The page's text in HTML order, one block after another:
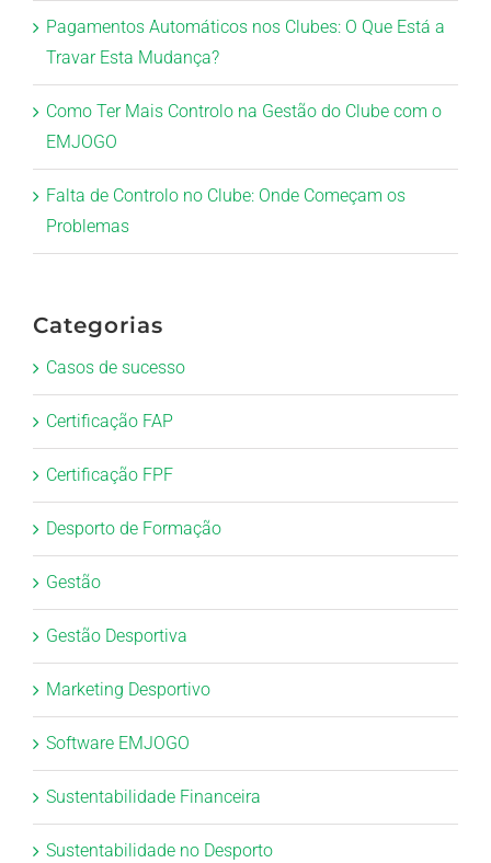
Pagamentos Automáticos nos Clubes: O Que Está a
Travar Esta Mudança?
Como Ter Mais Controlo na Gestão do Clube com o
EMJOGO
Falta de Controlo no Clube: Onde Começam os
Problemas
Categorias
Casos de sucesso
Certificação FAP
Certificação FPF
Desporto de Formação
Gestão
Gestão Desportiva
Marketing Desportivo
Software EMJOGO
Sustentabilidade Financeira
Sustentabilidade no Desporto